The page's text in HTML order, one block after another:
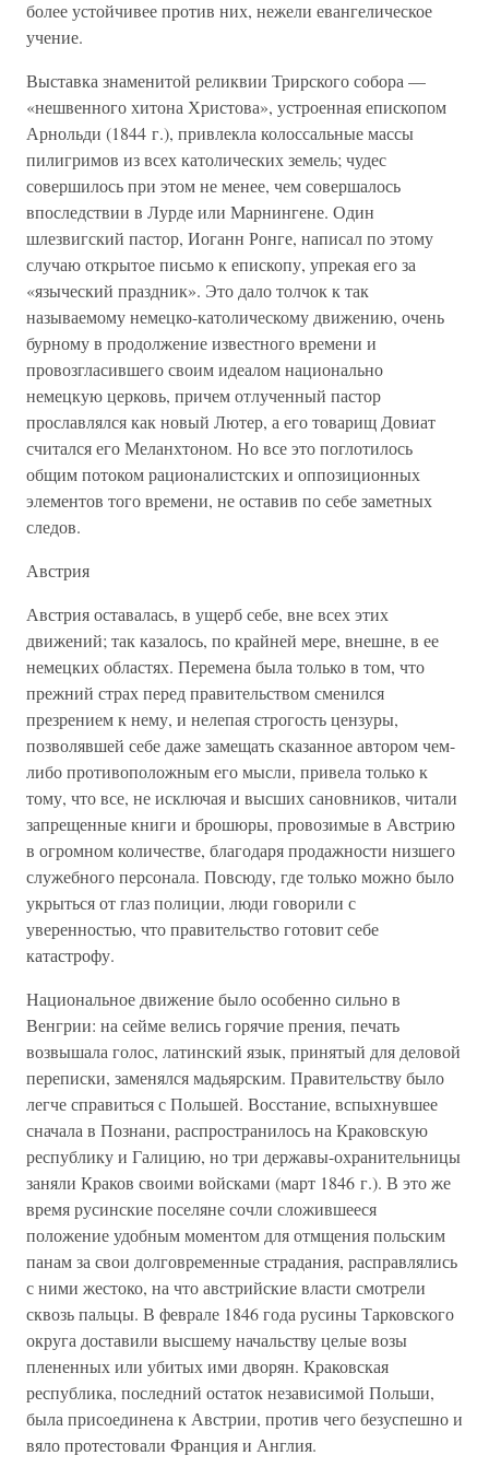
более устойчивее против них, нежели евангелическое
учение.
Выставка знаменитой реликвии Трирского собора —
«нешвенного хитона Христова», устроенная епископом
Арнольди (1844 г.), привлекла колоссальные массы
пилигримов из всех католических земель; чудес
совершилось при этом не менее, чем совершалось
впоследствии в Лурде или Марнингене. Один
шлезвигский пастор, Иоганн Ронге, написал по этому
случаю открытое письмо к епископу, упрекая его за
«языческий праздник». Это дало толчок к так
называемому немецко-католическому движению, очень
бурному в продолжение известного времени и
провозгласившего своим идеалом национально
немецкую церковь, причем отлученный пастор
прославлялся как новый Лютер, а его товарищ Довиат
считался его Меланхтоном. Но все это поглотилось
общим потоком рационалистских и оппозиционных
элементов того времени, не оставив по себе заметных
следов.
Австрия
Австрия оставалась, в ущерб себе, вне всех этих
движений; так казалось, по крайней мере, внешне, в ее
немецких областях. Перемена была только в том, что
прежний страх перед правительством сменился
презрением к нему, и нелепая строгость цензуры,
позволявшей себе даже замещать сказанное автором чем-
либо противоположным его мысли, привела только к
тому, что все, не исключая и высших сановников, читали
запрещенные книги и брошюры, провозимые в Австрию
в огромном количестве, благодаря продажности низшего
служебного персонала. Повсюду, где только можно было
укрыться от глаз полиции, люди говорили с
уверенностью, что правительство готовит себе
катастрофу.
Национальное движение было особенно сильно в
Венгрии: на сейме велись горячие прения, печать
возвышала голос, латинский язык, принятый для деловой
переписки, заменялся мадьярским. Правительству было
легче справиться с Польшей. Восстание, вспыхнувшее
сначала в Познани, распространилось на Краковскую
республику и Галицию, но три державы-охранительницы
заняли Краков своими войсками (март 1846 г.). В это же
время русинские поселяне сочли сложившееся
положение удобным моментом для отмщения польским
панам за свои долговременные страдания, расправлялись
с ними жестоко, на что австрийские власти смотрели
сквозь пальцы. В феврале 1846 года русины Тарковского
округа доставили высшему начальству целые возы
плененных или убитых ими дворян. Краковская
республика, последний остаток независимой Польши,
была присоединена к Австрии, против чего безуспешно и
вяло протестовали Франция и Англия.